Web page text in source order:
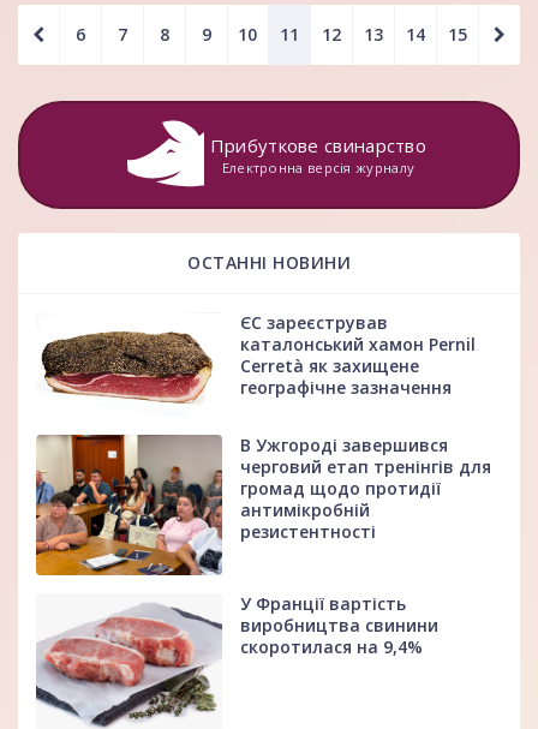
6 7 8 9 10 11 12 13 14 15
Прибуткове свинарство
Електронна версія журналу
ОСТАННІ НОВИНИ
ЄС зареєстрував
каталонський хамон Pernil
Cerretà як захищене
географічне зазначення
В Ужгороді завершився
черговий етап тренінгів для
громад щодо протидії
антимікробній
резистентності
У Франції вартість
виробництва свинини
скоротилася на 9,4%